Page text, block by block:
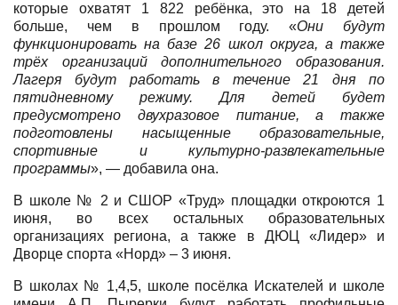
которые охватят 1 822 ребёнка, это на 18 детей
больше, чем в прошлом году. «Они будут
функционировать на базе 26 школ округа, а также
трёх организаций дополнительного образования.
Лагеря будут работать в течение 21 дня по
пятидневному режиму. Для детей будет
предусмотрено двухразовое питание, а также
подготовлены насыщенные образовательные,
спортивные и культурно-развлекательные
программы», — добавила она.
В школе № 2 и СШОР «Труд» площадки откроются 1
июня, во всех остальных образовательных
организациях региона, а также в ДЮЦ «Лидер» и
Дворце спорта «Норд» – 3 июня.
В школах № 1,4,5, школе посёлка Искателей и школе